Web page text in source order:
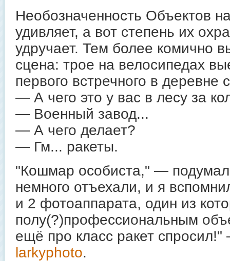
Необозначенность Объектов
удивляет, а вот степень их
удручает. Тем более комично
сцена: трое на велосипедах
первого встречного в деревне
— А чего это у вас в лесу за
— Военный завод...
— А чего делает?
— Гм... ракеты.
"Кошмар особиста," —
немного отъехали, и я
и 2 фотоаппарата, один из
полу(?)профессиональным
ещё про класс ракет
larkyphoto.